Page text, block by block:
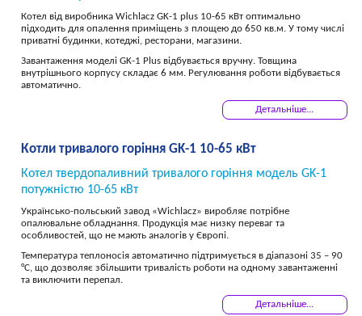
Котел від виробника Wichlacz GK-1 plus 10-65 кВт оптимально
підходить для опалення приміщень з площею до 650 кв.м. У тому числі
приватні будинки, котеджі, ресторани, магазини.
Завантаження моделі GK-1 Plus відбувається вручну. Товщина
внутрішнього корпусу складає 6 мм. Регулювання роботи відбувається
автоматично.
Детальніше...
Котли тривалого горіння GK-1 10-65 кВт
Котел твердопаливний тривалого горіння модель GK-1
потужністю 10-65 кВт
Українсько-польський завод «Wichlacz» виробляє потрібне
опалювальне обладнання. Продукція має низку переваг та
особливостей, що не мають аналогів у Європі.
Температура теплоносія автоматично підтримується в діапазоні 35 – 90
°C, що дозволяє збільшити тривалість роботи на одному завантаженні
та виключити перепал.
Детальніше...